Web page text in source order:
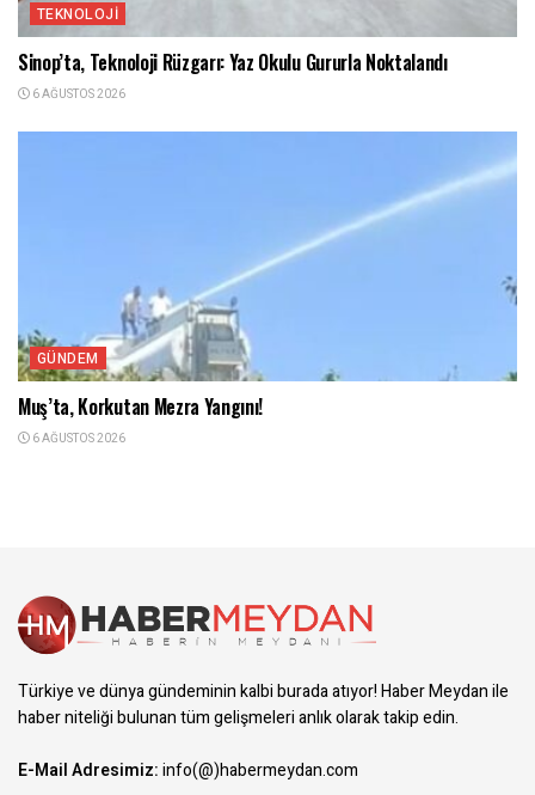
TEKNOLOJI
Sinop’ta, Teknoloji Rüzgarı: Yaz Okulu Gururla Noktalandı
6 AĞUSTOS 2026
GÜNDEM
Muş’ta, Korkutan Mezra Yangını!
6 AĞUSTOS 2026
Türkiye ve dünya gündeminin kalbi burada atıyor! Haber Meydan ile
haber niteliği bulunan tüm gelişmeleri anlık olarak takip edin.
E-Mail Adresimiz:info(@)habermeydan.com